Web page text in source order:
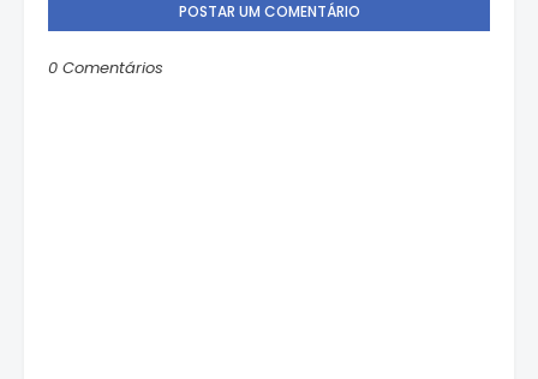
POSTAR UM COMENTÁRIO
0 Comentários